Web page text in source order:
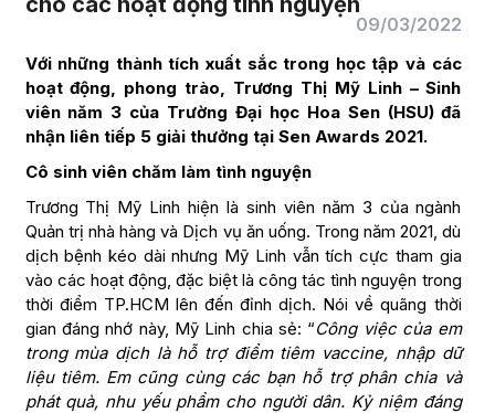
09/03/2022
Với những thành tích xuất sắc trong học tập và các
hoạt động, phong trào, Trương Thị Mỹ Linh – Sinh
viên năm 3 của Trường Đại học Hoa Sen (HSU) đã
nhận liên tiếp 5 giải thưởng tại Sen Awards 2021.
Cô sinh viên chăm làm tình nguyện
Trương Thị Mỹ Linh hiện là sinh viên năm 3 của ngành
Quản trị nhà hàng và Dịch vụ ăn uống. Trong năm 2021, dù
dịch bệnh kéo dài nhưng Mỹ Linh vẫn tích cực tham gia
vào các hoạt động, đặc biệt là công tác tình nguyện trong
thời điểm TP.HCM lên đến đỉnh dịch. Nói về quãng thời
gian đáng nhớ này, Mỹ Linh chia sẻ: “Công việc của em
trong mùa dịch là hỗ trợ điểm tiêm vaccine, nhập dữ
liệu tiêm. Em cũng cùng các bạn hỗ trợ phân chia và
phát quà, nhu yếu phẩm cho người dân. Kỷ niệm đáng